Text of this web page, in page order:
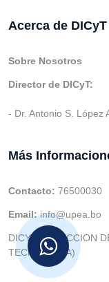
Acerca de DICyT
Sobre Nosotros
Director de DICyT:
- Dr. Antonio S. López
Más
Contacto: 76500030
Email:info@upea.bo
DICYT (DIRECCION
TECNOLOGIA)